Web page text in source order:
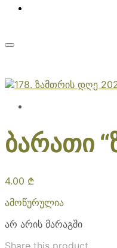
ბარათი
4.00 ₾
ამოწურულია
არ არის მარაგში
Share this product